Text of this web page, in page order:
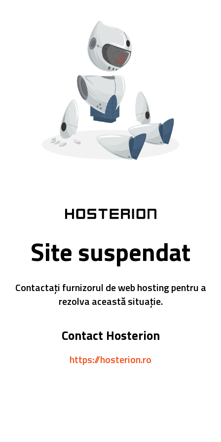
Site suspendat
Contactați furnizorul de web hosting pentru a
rezolva această situație.
Contact Hosterion
https://hosterion.ro